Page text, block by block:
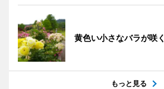
黄色い小さなバラが咲
もっと見る